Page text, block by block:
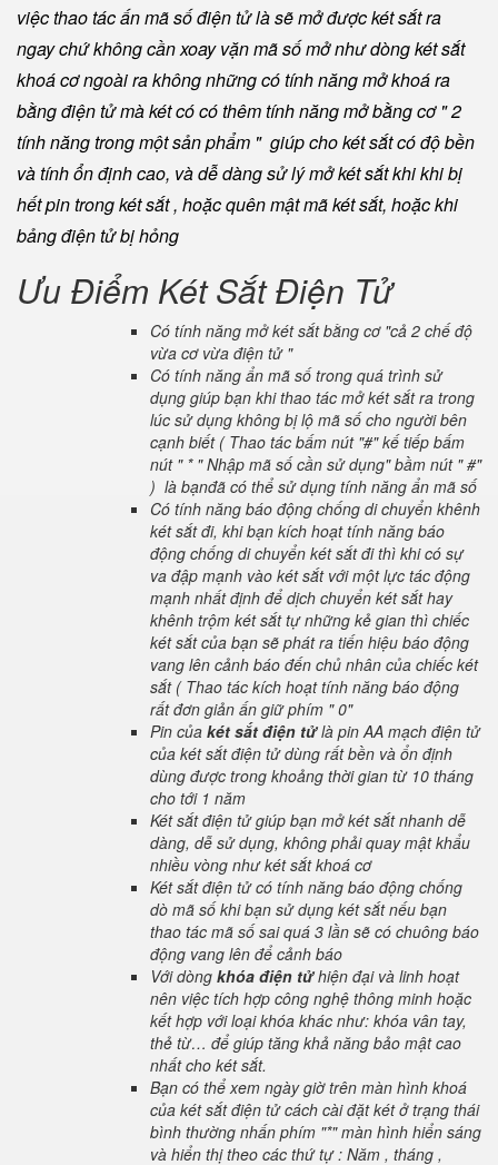
việc thao tác ấn mã số điện tử là sẽ mở được két sắt ra
ngay chứ không cần xoay vặn mã số mở như dòng két sắt
khoá cơ ngoài ra không những có tính năng mở khoá ra
bằng điện tử mà két có có thêm tính năng mở bằng cơ " 2
tính năng trong một sản phẩm " giúp cho két sắt có độ bền
và tính ổn định cao, và dễ dàng sử lý mở két sắt khi khi bị
hết pin trong két sắt , hoặc quên mật mã két sắt, hoặc khi
bảng điện tử bị hỏng
Ưu Điểm Két Sắt Điện Tử
Có tính năng mở két sắt bằng cơ "cả 2 chế độ
vừa cơ vừa điện tử "
Có tính năng ẩn mã số trong quá trình sử
dụng giúp bạn khi thao tác mở két sắt ra trong
lúc sử dụng không bị lộ mã số cho người bên
cạnh biết ( Thao tác bấm nút "#" kế tiếp bấm
nút " * " Nhập mã số cần sử dụng" bầm nút " #"
) là bạnđã có thể sử dụng tính năng ẩn mã số
Có tính năng báo động chống di chuyển khênh
két sắt đi, khi bạn kích hoạt tính năng báo
động chống di chuyển két sắt đi thì khi có sự
va đập mạnh vào két sắt với một lực tác động
mạnh nhất định để dịch chuyển két sắt hay
khênh trộm két sắt tự những kẻ gian thì chiếc
két sắt của bạn sẽ phát ra tiến hiệu báo động
vang lên cảnh báo đến chủ nhân của chiếc két
sắt ( Thao tác kích hoạt tính năng báo động
rất đơn giản ấn giữ phím " 0"
Pin của két sắt điện tửlà pin AA mạch điện tử
của két sắt điện tử dùng rất bền và ổn định
dùng được trong khoảng thời gian từ 10 tháng
cho tới 1 năm
Két sắt điện tử giúp bạn mở két sắt nhanh dễ
dàng, dễ sử dụng, không phải quay mật khẩu
nhiều vòng như két sắt khoá cơ
Két sắt điện tử có tính năng báo động chống
dò mã số khi bạn sử dụng két sắt nếu bạn
thao tác mã số sai quá 3 lần sẽ có chuông báo
động vang lên để cảnh báo
Với dòng khóa điện tửhiện đại và linh hoạt
nên việc tích hợp công nghệ thông minh hoặc
kết hợp với loại khóa khác như: khóa vân tay,
thẻ từ… để giúp tăng khả năng bảo mật cao
nhất cho két sắt.
Bạn có thể xem ngày giờ trên màn hình khoá
của két sắt điện tử cách cài đặt két ở trạng thái
bình thường nhấn phím "*" màn hình hiển sáng
và hiển thị theo các thứ tự : Năm , tháng ,